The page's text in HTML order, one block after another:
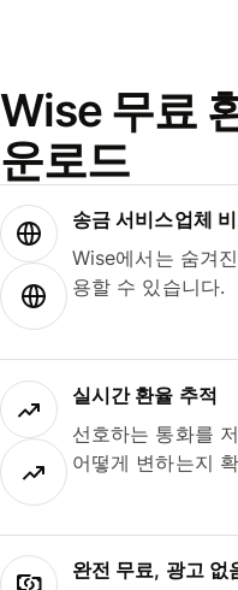
Wise 무료
운로드
송금 서비스업체
Wise에서는 숨겨
용할 수 있습니다.
실시간 환율 추적
선호하는 통화를
어떻게 변하는지
완전 무료, 광고 없